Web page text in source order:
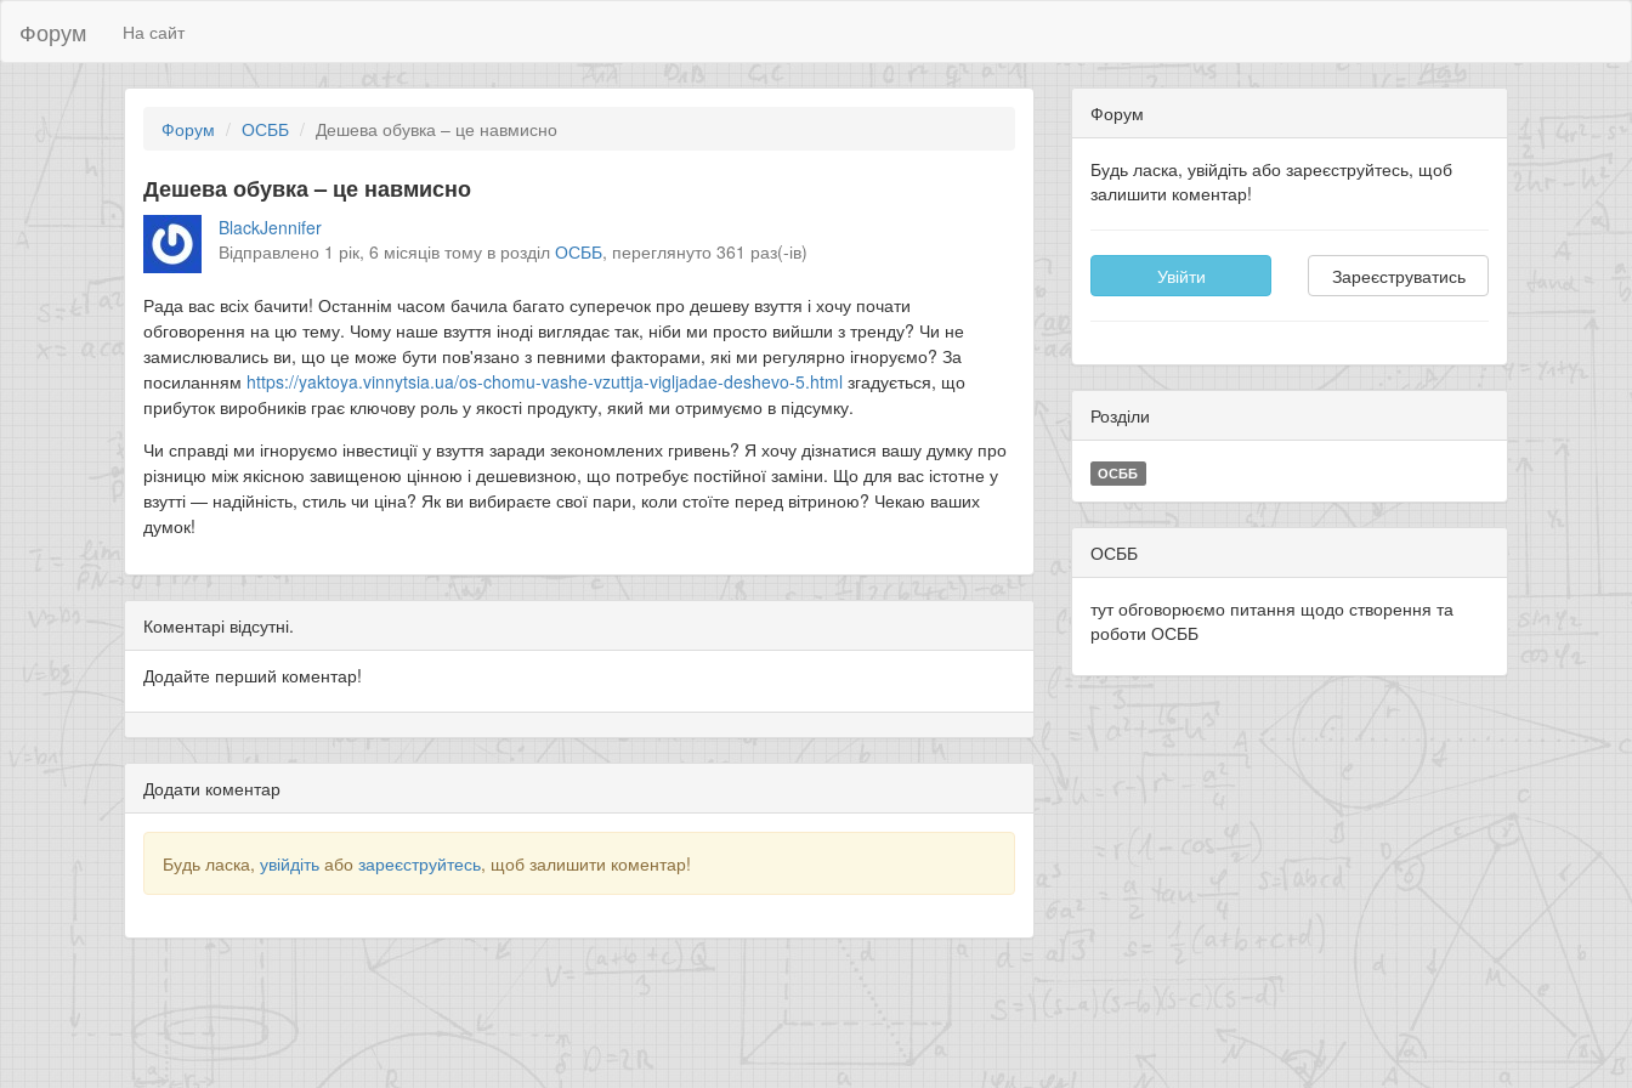
Форум На сайт
Форум ОСББ Дешева обувка – це навмисно
Дешева обувка – це навмисно
BlackJennifer
Відправлено 1 рік, 6 місяців тому в розділОСББ, переглянуто 361 раз(-ів)
Рада вас всіх бачити! Останнім часом бачила багато суперечок про дешеву взуття і хочу почати
обговорення на цю тему. Чому наше взуття іноді виглядає так, ніби ми просто вийшли з тренду? Чи не
замислювались ви, що це може бути пов'язано з певними факторами, які ми регулярно ігноруємо? За
посиланням https://yaktoya.vinnytsia.ua/os-chomu-vashe-vzuttja-vigljadae-deshevo-5.html згадується, що
прибуток виробників грає ключову роль у якості продукту, який ми отримуємо в підсумку.
Чи справді ми ігноруємо інвестиції у взуття заради зекономлених гривень? Я хочу дізнатися вашу думку про
різницю між якісною завищеною цінною і дешевизною, що потребує постійної заміни. Що для вас істотне у
взутті — надійність, стиль чи ціна? Як ви вибираєте свої пари, коли стоїте перед вітриною? Чекаю ваших
думок!
Коментарі відсутні.
Додайте перший коментар!
Додати коментар
Будь ласка, увійдіть або зареєструйтесь, щоб залишити коментар!
Форум
Будь ласка, увійдіть або зареєструйтесь, щоб
залишити коментар!
Увійти Зареєструватись
Розділи
ОСББ
ОСББ
тут обговорюємо питання щодо створення та
роботи ОСББ